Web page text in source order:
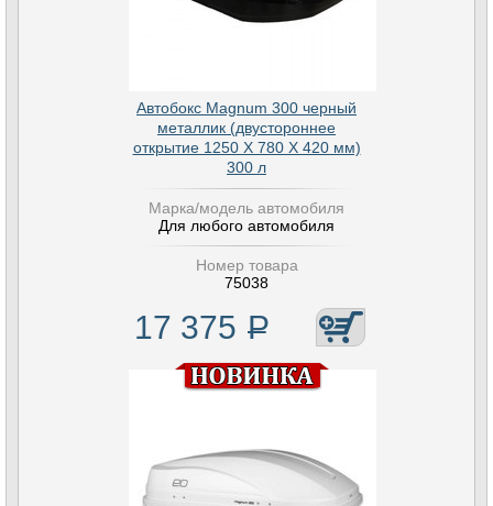
Автобокс Magnum 300 черный
металлик (двустороннее
открытие 1250 Х 780 Х 420 мм)
300 л
Марка/модель автомобиля
Для любого автомобиля
Номер товара
75038
17 375 Р